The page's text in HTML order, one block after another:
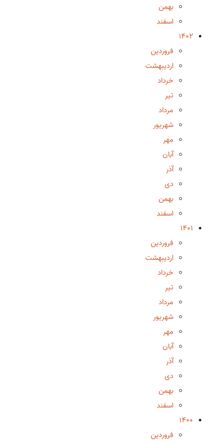
بهمن
اسفند
1402
فروردین
اردیبهشت
خرداد
تیر
مرداد
شهریور
مهر
آبان
آذر
دی
بهمن
اسفند
1401
فروردین
اردیبهشت
خرداد
تیر
مرداد
شهریور
مهر
آبان
آذر
دی
بهمن
اسفند
1400
فروردین